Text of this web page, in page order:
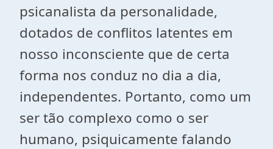
psicanalista da personalidade,
dotados de conflitos latentes em
nosso inconsciente que de certa
forma nos conduz no dia a dia,
independentes. Portanto, como um
ser tão complexo como o ser
humano, psiquicamente falando